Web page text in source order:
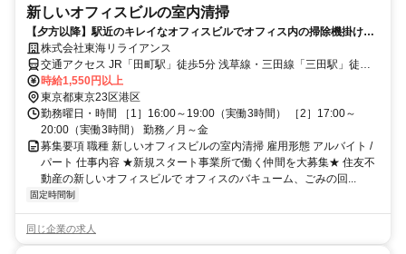
新しいオフィスビルの室内清掃
【夕方以降】駅近のキレイなオフィスビルでオフィス内の掃除機掛けな
ど/時間調整可/Wワーク歓迎
株式会社東海リライアンス
交通アクセス JR「田町駅」徒歩5分 浅草線・三田線「三田駅」徒歩3
分 （周辺の各駅からの所要時間） JR「田町駅」まで：「秋葉原駅」
より14分 「京急蒲田駅」より14分 都営三田線「三田駅」まで：「巣
鴨駅」より約18分 都営浅草線「三田駅」まで：「浅草駅」より約20
分
時給1,550円以上
東京都東京23区港区
勤務曜日・時間 ［1］16:00～19:00（実働3時間） ［2］17:00～
20:00（実働3時間） 勤務／月～金
募集要項 職種 新しいオフィスビルの室内清掃 雇用形態 アルバイト /
パート 仕事内容 ★新規スタート事業所で働く仲間を大募集★ 住友不
動産の新しいオフィスビルで オフィスのバキューム、ごみの回...
固定時間制
同じ企業の求人